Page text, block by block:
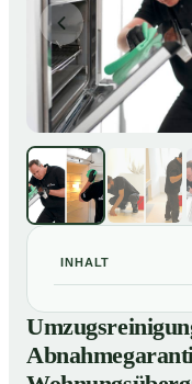
INHALT
für eine
02 Unsere